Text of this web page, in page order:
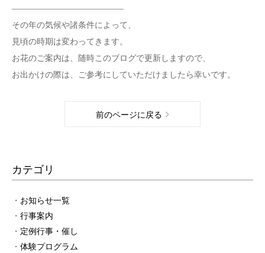
—————————————–
その年の気候や諸条件によって、
見頃の時期は変わってきます。
お花のご案内は、随時このブログで更新しますので、
お出かけの際は、ご参考にしていただけましたら幸いです。
前のページに戻る
カテゴリ
お知らせ一覧
行事案内
定例行事・催し
体験プログラム